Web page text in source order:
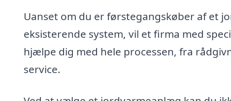
Uanset om du er førstegangskøber af et
eksisterende system, vil et firma med
hjælpe dig med hele processen, fra
service.